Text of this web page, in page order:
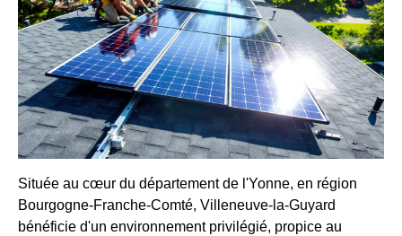
Située au cœur du département de l'Yonne, en région
Bourgogne-Franche-Comté, Villeneuve-la-Guyard
bénéficie d'un environnement privilégié, propice au